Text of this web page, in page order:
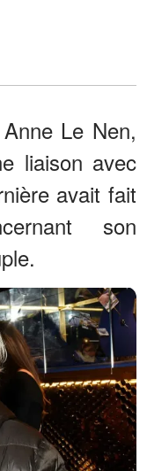
Le Nen,
liaison avec
avait fait
son